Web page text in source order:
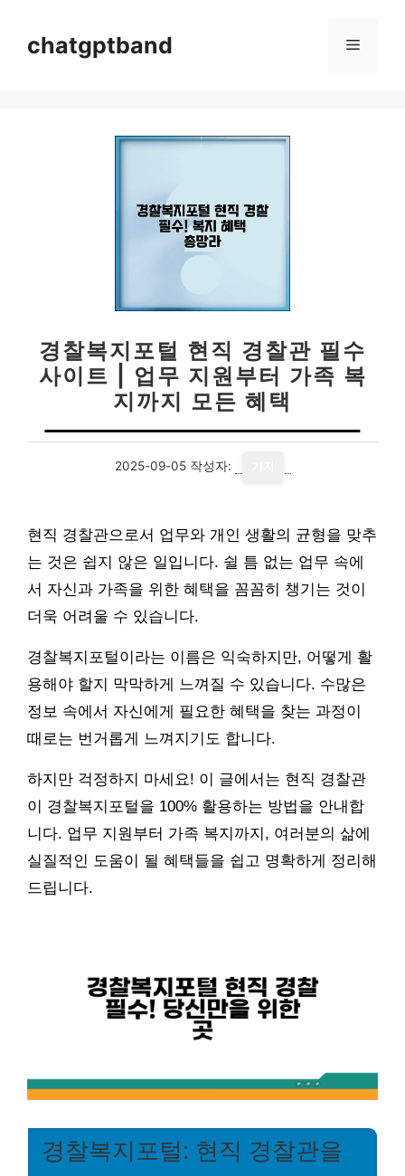
chatgptband 메
경찰복지포털 현직 경찰관 필수
사이트 | 업무 지원부터 가족 복
지까지 모든 혜택
2025-09-05 작성자:
현직 경찰관으로서 업무와 개인 생활의 균형을 맞추
는 것은 쉽지 않은 일입니다. 쉴 틈 없는 업무 속에
서 자신과 가족을 위한 혜택을 꼼꼼히 챙기는 것이
더욱 어려울 수 있습니다.
경찰복지포털이라는 이름은 익숙하지만, 어떻게 활
용해야 할지 막막하게 느껴질 수 있습니다. 수많은
정보 속에서 자신에게 필요한 혜택을 찾는 과정이
때로는 번거롭게 느껴지기도 합니다.
하지만 걱정하지 마세요! 이 글에서는 현직 경찰관
이 경찰복지포털을 100% 활용하는 방법을 안내합
니다. 업무 지원부터 가족 복지까지, 여러분의 삶에
실질적인 도움이 될 혜택들을 쉽고 명확하게 정리해
드립니다.
경찰복지포털: 현직 경찰관을